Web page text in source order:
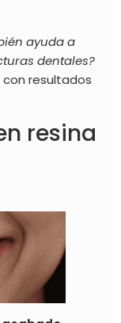
ayuda a
dentales?
con resultados
resina